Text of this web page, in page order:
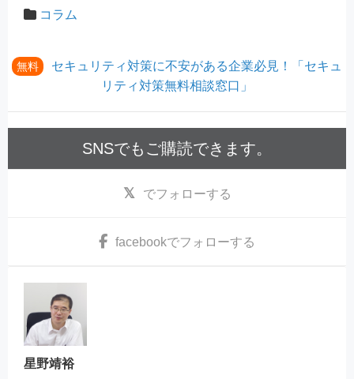
コラム
無料
セキュリティ対策に不安がある企業必見！「セキュ
リティ対策無料相談窓口」
SNSでもご購読できます。
でフォローする
facebookでフォローする
星野靖裕